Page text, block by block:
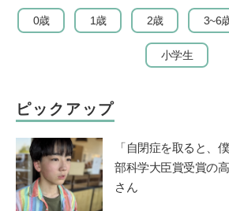
0歳 1歳 2歳 3~6
小学生
ピックアップ
「自閉症を取ると、
部科学大臣賞受賞の
さん